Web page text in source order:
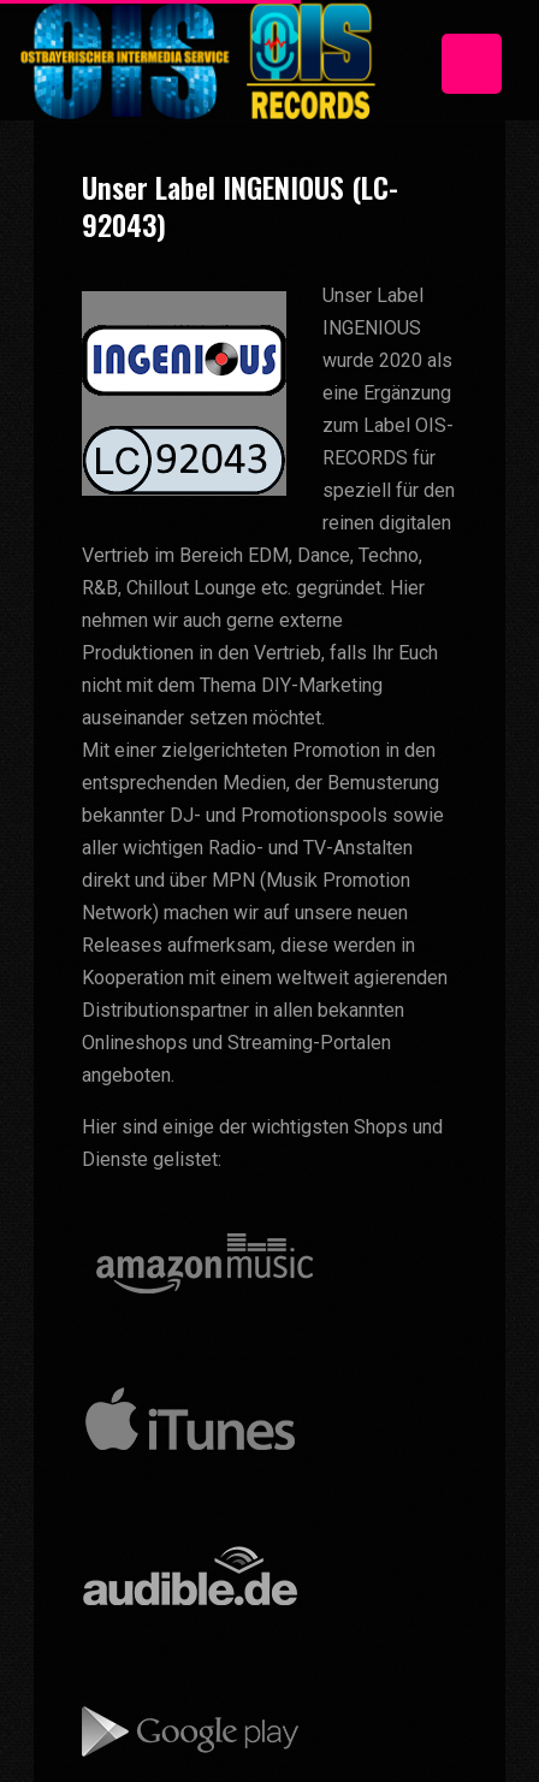
Unser Label INGENIOUS (LC-
92043)
Unser Label
INGENIOUS
wurde 2020 als
eine Ergänzung
zum Label OIS-
RECORDS für
speziell für den
reinen digitalen
Vertrieb im Bereich EDM, Dance, Techno,
R&B, Chillout Lounge etc. gegründet. Hier
nehmen wir auch gerne externe
Produktionen in den Vertrieb, falls Ihr Euch
nicht mit dem Thema DIY-Marketing
auseinander setzen möchtet.
Mit einer zielgerichteten Promotion in den
entsprechenden Medien, der Bemusterung
bekannter DJ- und Promotionspools sowie
aller wichtigen Radio- und TV-Anstalten
direkt und über MPN (Musik Promotion
Network) machen wir auf unsere neuen
Releases aufmerksam, diese werden in
Kooperation mit einem weltweit agierenden
Distributionspartner in allen bekannten
Onlineshops und Streaming-Portalen
angeboten.
Hier sind einige der wichtigsten Shops und
Dienste gelistet: